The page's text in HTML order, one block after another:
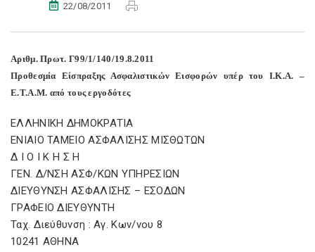
22/08/2011
Αριθμ. Πρωτ. Γ99/1/140/19.8.2011
Προθεσμία Είσπραξης Ασφαλιστικών Εισφορών υπέρ του Ι.Κ.Α. –
Ε.Τ.Α.Μ. από τους εργοδότες
ΕΛΛΗΝΙΚΗ ΔΗΜΟΚΡΑΤΙΑ
ΕΝΙΑΙΟ ΤΑΜΕΙΟ ΑΣΦΑΛΙΣΗΣ ΜΙΣΘΩΤΩΝ
Δ Ι Ο Ι Κ Η Σ Η
ΓΕΝ. Δ/ΝΣΗ ΑΣΦ/ΚΩΝ ΥΠΗΡΕΣΙΩΝ
ΔΙΕΥΘΥΝΣΗ ΑΣΦΑΛΙΣΗΣ – ΕΣΟΔΩΝ
ΓΡΑΦΕΙΟ ΔΙΕΥΘΥΝΤΗ
Ταχ. Διεύθυνση : Αγ. Κων/νου 8
10241 ΑΘΗΝΑ